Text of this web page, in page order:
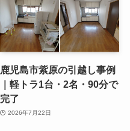
鹿児島市紫原の引越し事例
｜軽トラ1台・2名・90分で
完了
2026年7月22日